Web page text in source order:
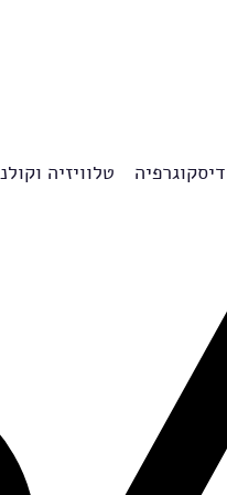
דיסקוגרפיה טלוויזיה